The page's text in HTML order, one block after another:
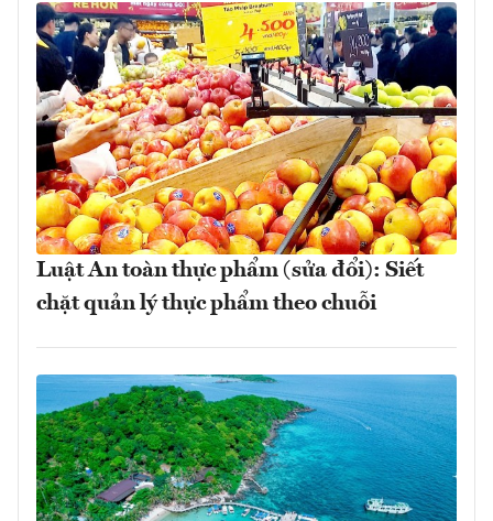
Luật An toàn thực phẩm (sửa đổi): Siết
chặt quản lý thực phẩm theo chuỗi